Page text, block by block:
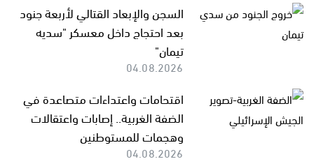
السجن والإبعاد القتالي لأربعة جنود
بعد احتجاج داخل معسكر "سديه
تيمان"
04.08.2026
اقتحامات واعتداءات متصاعدة في
الضفة الغربية.. إصابات واعتقالات
وهجمات للمستوطنين
04.08.2026